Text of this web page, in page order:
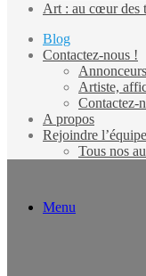
Art : au cœur des
Blog
Contactez-nous !
Artiste,
Contactez-
A propos
Rejoindre
Tous nos
Menu